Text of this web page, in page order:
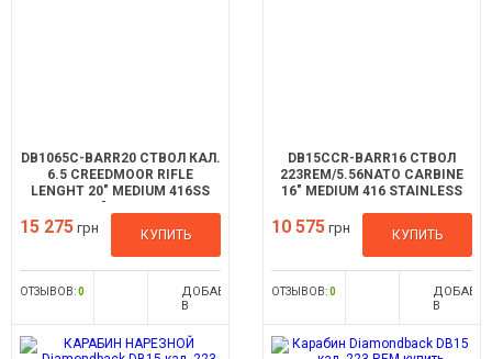
DB1065C-BARR20 CТВОЛ КАЛ.
6.5 CREEDMOOR RIFLE
LENGHT 20" MEDIUM 416SS
15 275 грн КУПИТЬ
ОТЗЫВОВ:0
ДОБАВИТЬ
В
DB15CCR-BARR16 CТВОЛ
223REM/5.56NATO CARBINE
16″ MEDIUM 416 STAINLESS
10 575 грн КУПИТЬ
ОТЗЫВОВ:0
В